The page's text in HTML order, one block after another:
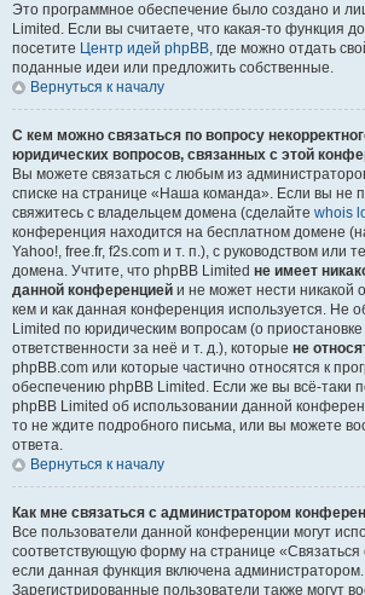
Это программное обеспечение было создано и
Limited. Если вы считаете, что какая-то функция
посетите Центр идей phpBB, где можно отдать
поданные идеи или предложить собственные.
Вернуться к началу
С кем можно связаться по вопросу
юридических вопросов, связанных с этой
Вы можете связаться с любым из
списке на странице «Наша команда». Если вы не
свяжитесь с владельцем домена (сделайте whois
конференция находится на бесплатном домене
Yahoo!, free.fr, f2s.com и т. п.), с руководством или
домена. Учтите, что phpBB Limited не имеет
данной конференцией и не может нести никакой
кем и как данная конференция используется. Не
Limited по юридическим вопросам (о
ответственности за неё и т. д.), которые не
phpBB.com или которые частично относятся к
обеспечению phpBB Limited. Если же вы всё-таки
phpBB Limited об использовании данной
то не ждите подробного письма, или вы можете
ответа.
Вернуться к началу
Как мне связаться с администратором
Все пользователи данной конференции могут
соответствующую форму на странице
если данная функция включена администратором.
Зарегистрированные пользователи также могут